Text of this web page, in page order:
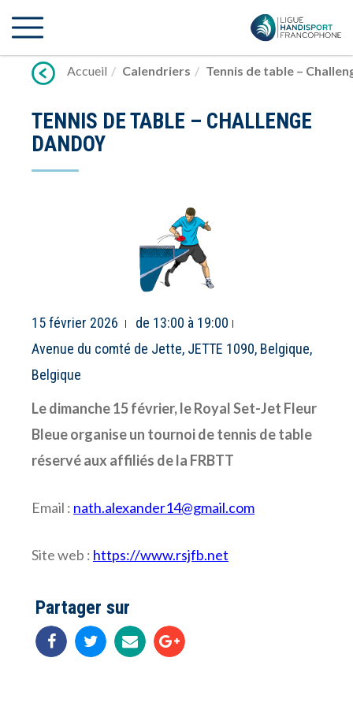
vers
Accueil
Calendriers Tennis de table –
TENNIS DE TABLE – CHALLENGE
DANDOY
15 février 2026
de 13:00 à 19:00
Avenue du comté de Jette, JETTE 1090, Belgique,
Belgique
Le dimanche 15 février, le Royal Set-Jet Fleur
Bleue organise un tournoi de tennis de table
réservé aux affiliés de la FRBTT
Email : nath.alexander14@gmail.com
Site web : https://www.rsjfb.net
Partager sur